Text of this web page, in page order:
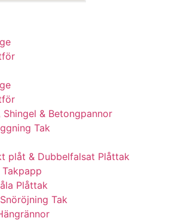
& Betongpannor
Tak
plåt & Dubbelfalsat Plåttak
Plåttak
Tak